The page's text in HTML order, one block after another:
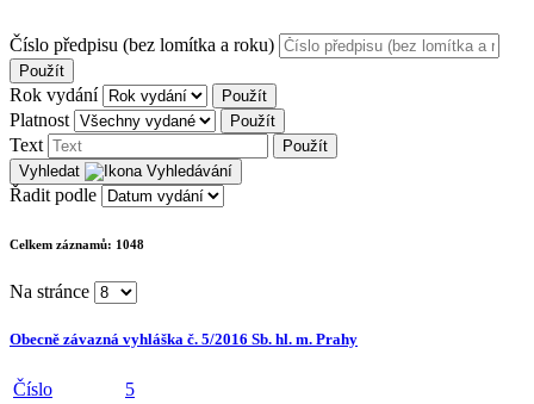
Číslo předpisu (bez lomítka a roku)
Použít
Rok vydání Použít
Platnost Použít
Text
Použít
Vyhledat
Řadit podle
Celkem záznamů: 1048
Na stránce
Obecně závazná vyhláška č. 5/2016 Sb. hl. m. Prahy
Číslo
5